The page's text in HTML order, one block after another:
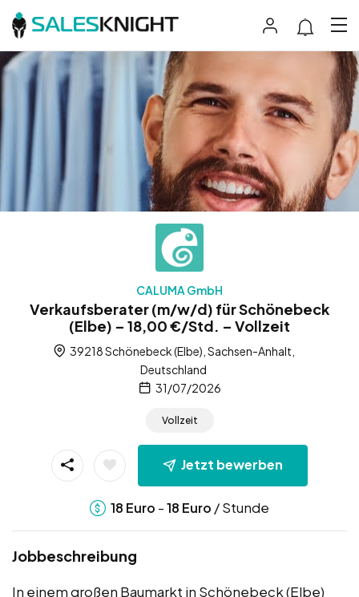
CALUMA GmbH
Verkaufsberater (m/w/d) für Schönebeck
(Elbe) – 18,00 €/Std. – Vollzeit
39218 Schönebeck (Elbe), Sachsen-Anhalt,
Deutschland
31/07/2026
Vollzeit
Jetzt bewerben
18 Euro -18 Euro / Stunde
Jobbeschreibung
In einem großen Baumarkt in Schönebeck (Elbe)